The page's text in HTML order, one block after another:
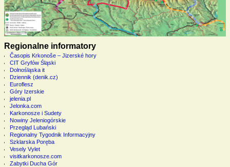
Regionalne informatory
Časopis Krkonoše – Jizerské hory
CIT Gryfów Śląski
Dolnośląska it
Dziennik (denik.cz)
Euroflesz
Góry Izerskie
jelenia.pl
Jelonka.com
Karkonosze i Sudety
Nowiny Jeleniogórskie
Przegląd Lubański
Regionalny Tygodnik Informacyjny
Szklarska Poręba
Vesely Vylet
visitkarkonosze.com
Zabytki Ducha Gór